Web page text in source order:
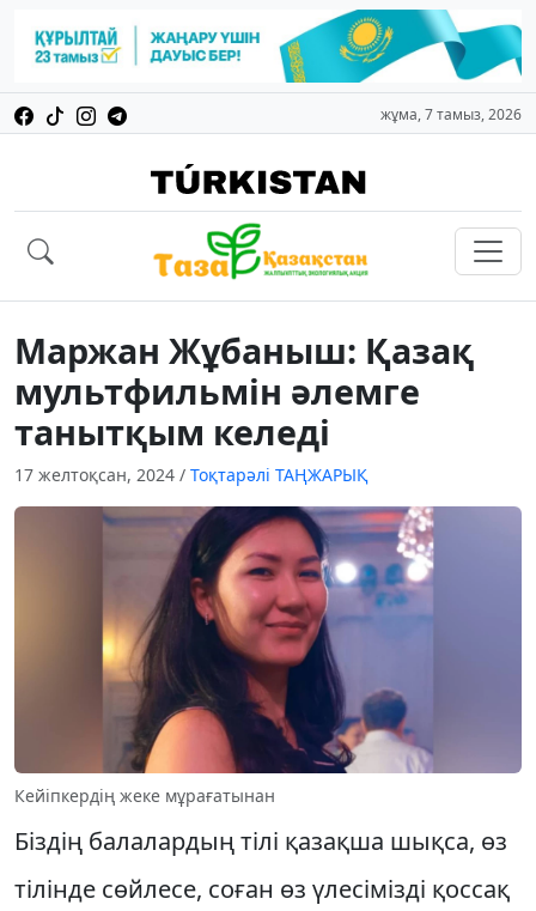
жұма, 7 тамыз, 2026
Маржан Жұбаныш: Қазақ
мультфильмін әлемге
танытқым келеді
17 желтоқсан, 2024 / Тоқтарәлі ТАҢЖАРЫҚ
Кейіпкердің жеке мұрағатынан
Біздің балалардың тілі қазақша шық­са, өз
тілінде сөйлесе, соған өз үлесі­міз­ді қоссақ